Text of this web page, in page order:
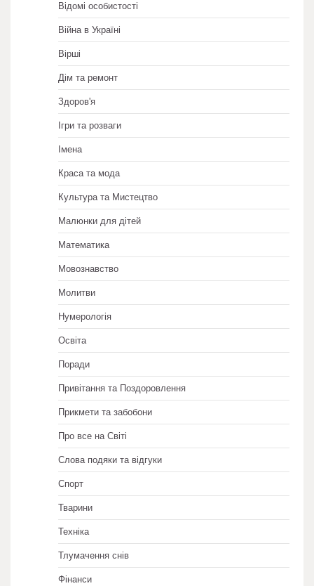
Відомі особистості
Війна в Україні
Вірші
Дім та ремонт
Здоров'я
Ігри та розваги
Імена
Краса та мода
Культура та Мистецтво
Малюнки для дітей
Математика
Мовознавство
Молитви
Нумерологія
Освіта
Поради
Привітання та Поздоровлення
Прикмети та забобони
Про все на Світі
Слова подяки та відгуки
Спорт
Тварини
Техніка
Тлумачення снів
Фінанси